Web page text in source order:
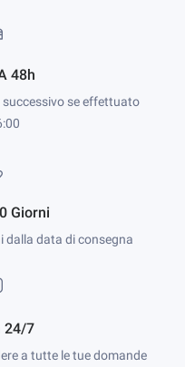
48h
se effettuato
Giorni
dalla data di consegna
24/7
a tutte le tue domande